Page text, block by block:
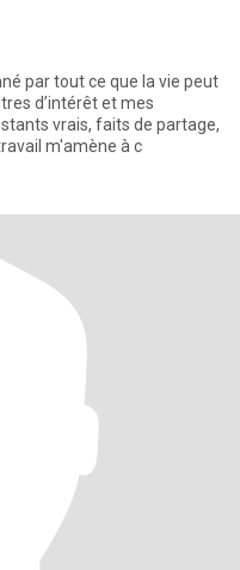
par tout ce que la vie peut
d’intérêt et mes
vrais, faits de partage,
m'amène à c